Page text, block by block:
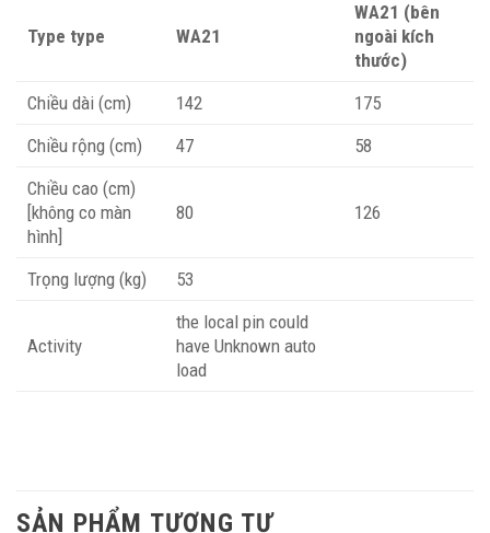
Type type WA21
WA21 (bên
ngoài kích
thước)
Chiều dài (cm)
142
175
Chiều rộng (cm)
47
58
Chiều cao (cm)
[không co màn
hình]
80 126
Trọng lượng (kg) 53
Activity
the local pin could
have Unknown auto
load
SẢN PHẨM TƯƠNG TỰ